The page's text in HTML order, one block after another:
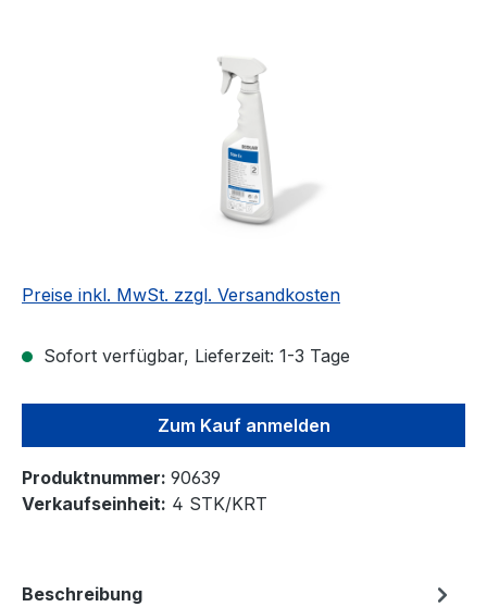
Preise inkl. MwSt. zzgl. Versandkosten
Sofort verfügbar, Lieferzeit: 1-3 Tage
Zum Kauf anmelden
Produktnummer: 90639
Verkaufseinheit: 4 STK/KRT
Beschreibung